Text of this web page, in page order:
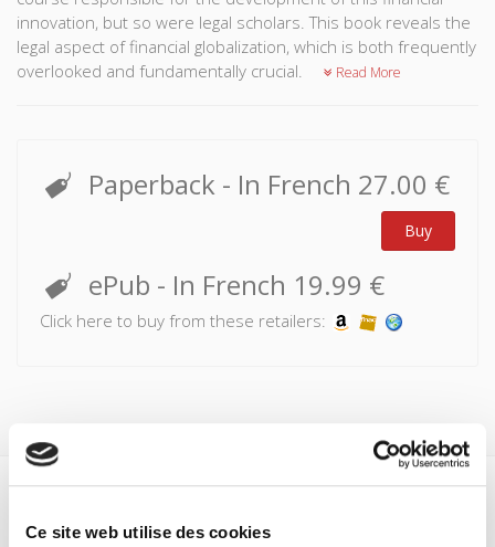
Ce site web utilise des cookies
innovation, but so were legal scholars. This book reveals the
legal aspect of financial globalization, which is both frequently
overlooked and fundamentally crucial.
Read More
Paperback - In French 27.00 €
Buy
ePub - In French 19.99 €
Click here to buy from these retailers: